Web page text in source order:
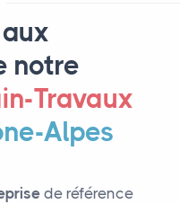
notre
Travaux
Alpes
de référence